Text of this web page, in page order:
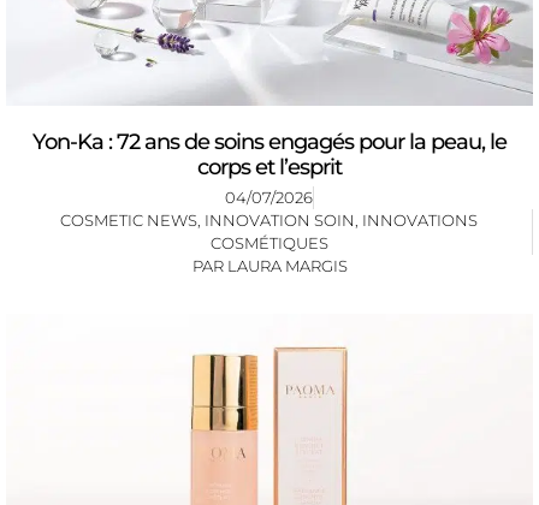
Yon-Ka : 72 ans de soins engagés pour la peau, le
corps et l’esprit
04/07/2026
COSMETIC NEWS, INNOVATION SOIN, INNOVATIONS
COSMÉTIQUES
PAR LAURA MARGIS